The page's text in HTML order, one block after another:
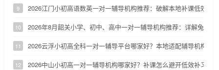
9 2026江门小初高语数英一对一辅导机构推荐：破解本地补课低效、
10 2026年8月韶关小学、初中、高中一对一辅导机构推荐：详解兔启1
11 2026云浮小初高全科一对一辅导平台哪家好？本地适配辅导机构深
12 2026中山小初高一对一辅导机构哪家好？补课怎么避开低效补习陷阱